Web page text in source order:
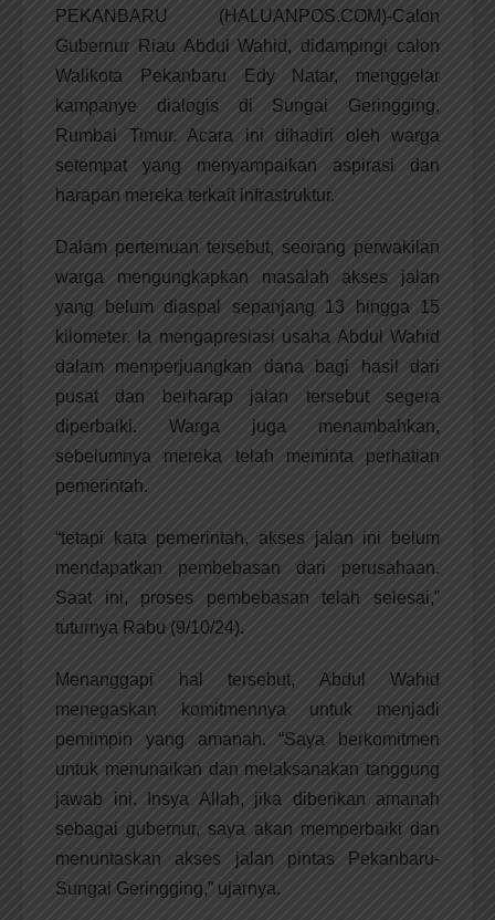
PEKANBARU (HALUANPOS.COM)-Calon
Gubernur Riau Abdul Wahid, didampingi calon
Walikota Pekanbaru Edy Natar, menggelar
kampanye dialogis di Sungai Geringging,
Rumbai Timur. Acara ini dihadiri oleh warga
setempat yang menyampaikan aspirasi dan
harapan mereka terkait infrastruktur.
Dalam pertemuan tersebut, seorang perwakilan
warga mengungkapkan masalah akses jalan
yang belum diaspal sepanjang 13 hingga 15
kilometer. Ia mengapresiasi usaha Abdul Wahid
dalam memperjuangkan dana bagi hasil dari
pusat dan berharap jalan tersebut segera
diperbaiki. Warga juga menambahkan,
sebelumnya mereka telah meminta perhatian
pemerintah.
“tetapi kata pemerintah, akses jalan ini belum
mendapatkan pembebasan dari perusahaan.
Saat ini, proses pembebasan telah selesai,”
tuturnya Rabu (9/10/24).
Menanggapi hal tersebut, Abdul Wahid
menegaskan komitmennya untuk menjadi
pemimpin yang amanah. “Saya berkomitmen
untuk menunaikan dan melaksanakan tanggung
jawab ini. Insya Allah, jika diberikan amanah
sebagai gubernur, saya akan memperbaiki dan
menuntaskan akses jalan pintas Pekanbaru-
Sungai Geringging,” ujarnya.